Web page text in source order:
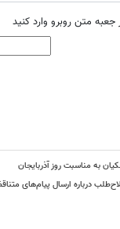
متن روبرو وارد کنید
به مناسبت روز آذربایجان
درباره ارسال پیام‌های